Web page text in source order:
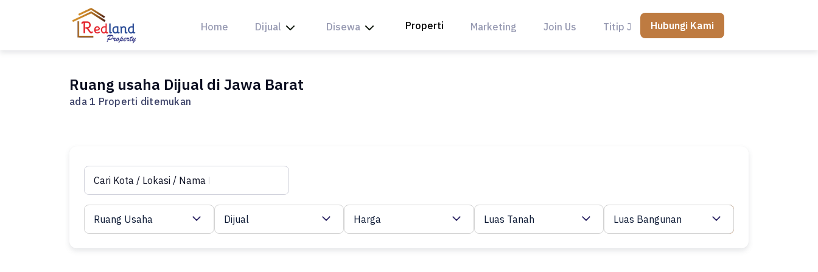
Home Dijual Disewa Properti Marketing Join Us Titip Jual Hubungi Kami
Ruang usaha Dijual di Jawa Barat
ada 1 Properti ditemukan
Ruang Usaha Dijual Harga Luas Tanah Luas Bangunan